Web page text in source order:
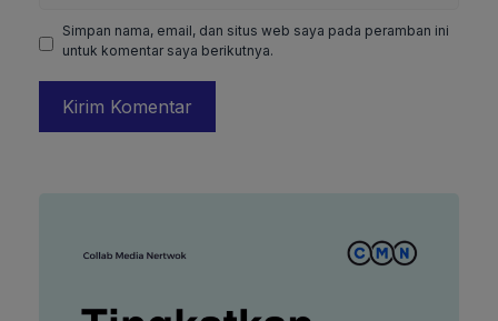
Simpan nama, email, dan situs web saya pada peramban ini
untuk komentar saya berikutnya.